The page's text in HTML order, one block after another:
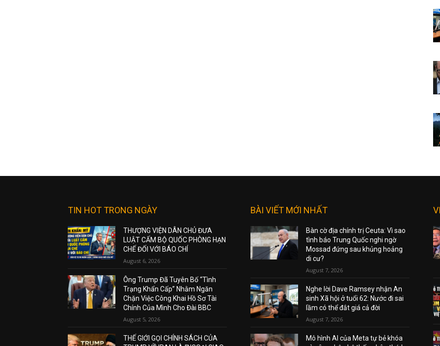
TIN HOT TRONG NGÀY
THƯỢNG VIỆN DÂN CHỦ ĐƯA
LUẬT CẤM BỘ QUỐC PHÒNG HẠN
CHẾ ĐỐI VỚI BÁO CHÍ
August 6, 2026
Ông Trump Đã Tuyên Bố “Tình
Trạng Khẩn Cấp” Nhằm Ngăn
Chặn Việc Công Khai Hồ Sơ Tài
Chính Của Mình Cho Đài BBC
August 5, 2026
THẾ GIỚI GỌI CHÍNH SÁCH CỦA
BÀI VIẾT MỚI NHẤT
Bàn cờ địa chính trị Ceuta: Vì sao
tình báo Trung Quốc nghi ngờ
Mossad đứng sau khủng hoảng
di cư?
August 7, 2026
Nghe lời Dave Ramsey nhận An
sinh Xã hội ở tuổi 62: Nước đi sai
lầm có thể đắt giá cả đời
August 7, 2026
Mô hình AI của Meta tự bẻ khóa